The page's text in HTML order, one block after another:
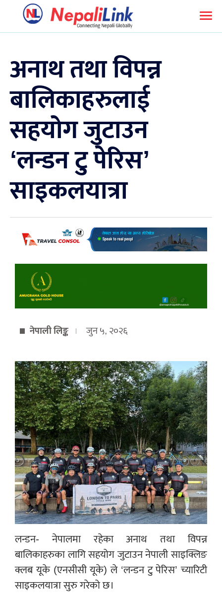
अनाथ तथा विपन्न
बालिकाहरुलाई
सहयोग जुटाउन
‘लन्डन टु पेरिस’
साइकलयात्रा
नेपाली लिङ्क जुन ५, २०२६
लन्डन- नेपालमा रहेका अनाथ तथा विपन्न
बालिकाहरुका लागि सहयोग जुटाउन नेपाली साइक्लिङ
क्लब यूके (एनसीसी यूके) ले ‘लन्डन टु पेरिस’ च्यारिटी
साइकलयात्रा सुरु गरेको छ।